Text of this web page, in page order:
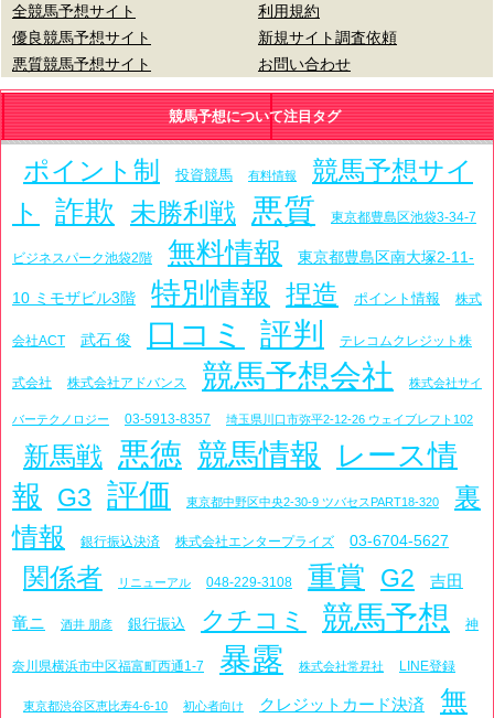
全競馬予想サイト
優良競馬予想サイト
悪質競馬予想サイト
利用規約
新規サイト調査依頼
お問い合わせ
競馬予想について注目タグ
ポイント制 投資競馬 有料情報
競馬予想サイ
ト
詐欺 未勝利戦 悪質 東京都豊島区池袋3-34-7
ビジネスパーク池袋2階 無料情報 東京都豊島区南大塚2-11-
10 ミモザビル3階 特別情報 捏造 ポイント情報 株式
会社ACT 武石 俊 口コミ 評判 テレコムクレジット株
式会社 株式会社アドバンス 競馬予想会社 株式会社サイ
バーテクノロジー 03-5913-8357 埼玉県川口市弥平2-12-26 ウェイブレフト102
新馬戦 悪徳 競馬情報
レース情
報
G3 評価 東京都中野区中央2-30-9 ツバセスPART18-320
裏
情報
銀行振込決済 株式会社エンタープライズ 03-6704-5627
関係者 リニューアル 048-229-3108 重賞 G2 吉田
竜ニ 酒井 朋彦 銀行振込 クチコミ 競馬予想 神
奈川県横浜市中区福富町西通1-7 暴露 株式会社常昇社 LINE登録
東京都渋谷区恵比寿4-6-10 初心者向け クレジットカード決済 無